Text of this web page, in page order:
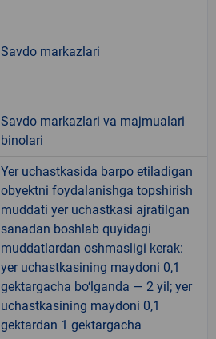
Savdo markazlari
Savdo markazlari va majmualari
binolari
Yer uchastkasida barpo etiladigan
obyektni foydalanishga topshirish
muddati yer uchastkasi ajratilgan
sanadan boshlab quyidagi
muddatlardan oshmasligi kerak:
yer uchastkasining maydoni 0,1
gektargacha bo‘lganda — 2 yil; yer
uchastkasining maydoni 0,1
gektardan 1 gektargacha